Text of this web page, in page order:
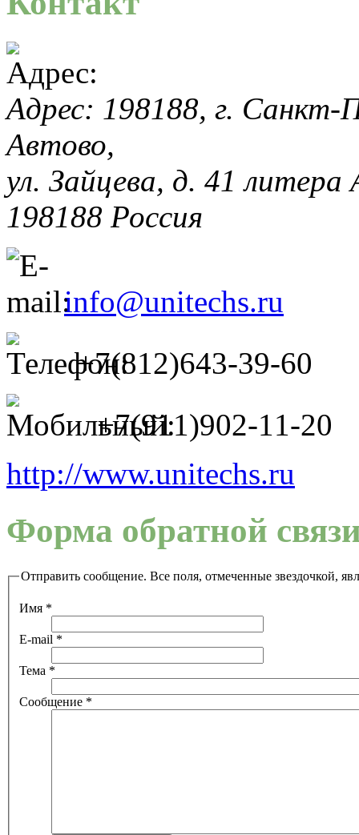
Адрес: 198188, г. Санкт-
Автово,
ул. Зайцева, д. 41
198188 Россия
info@unitechs.ru
+7(812)643-39-60
+7(911)902-11-20
http://www.unitechs.ru
Форма обратной
Отправить сообщение. Все поля, отмеченные звездочкой,
Имя *
E-mail *
Тема *
Сообщение *